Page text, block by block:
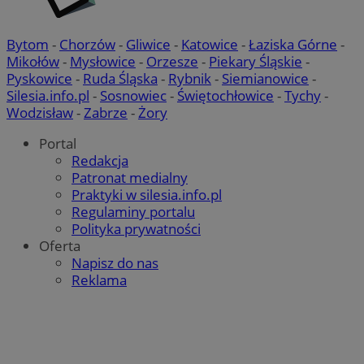
Bytom - Chorzów- Gliwice - Katowice -Łaziska Górne -
Mikołów- Mysłowice - Orzesze - Piekary Śląskie -
Pyskowice - Ruda Śląska - Rybnik- Siemianowice -
Silesia.info.pl - Sosnowiec- Świętochłowice -Tychy-
Wodzisław-Zabrze -Żory
Portal
Redakcja
Patronat medialny
Praktyki w silesia.info.pl
Regulaminy portalu
Polityka prywatności
Oferta
Napisz do nas
Reklama